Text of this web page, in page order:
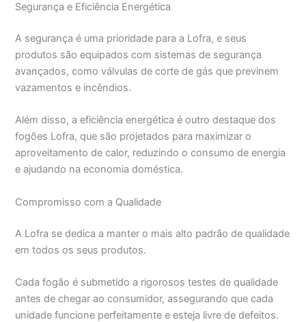
Segurança e Eficiência Energética
A segurança é uma prioridade para a Lofra, e seus
produtos são equipados com sistemas de segurança
avançados, como válvulas de corte de gás que previnem
vazamentos e incêndios.
Além disso, a eficiência energética é outro destaque dos
fogões Lofra, que são projetados para maximizar o
aproveitamento de calor, reduzindo o consumo de energia
e ajudando na economia doméstica.
Compromisso com a Qualidade
A Lofra se dedica a manter o mais alto padrão de qualidade
em todos os seus produtos.
Cada fogão é submetido a rigorosos testes de qualidade
antes de chegar ao consumidor, assegurando que cada
unidade funcione perfeitamente e esteja livre de defeitos.